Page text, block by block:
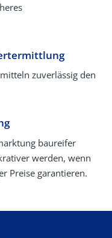
zuverlässig den
baureifer
werden, wenn
Preise garantieren.